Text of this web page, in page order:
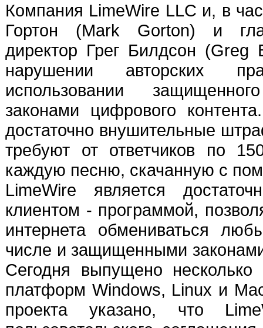
Компания LimeWire LLC и, в
Гортон (Mark Gorton) и
директор Грег Билдсон (Greg
нарушении авторских
использовании
законами цифрового
достаточно внушительные
требуют от ответчиков по
каждую песню, скачанную с
LimeWire является
клиентом - программой,
интернета обмениваться
числе и защищенными
Сегодня выпущено
платформ Windows, Linux и
проекта указано, что